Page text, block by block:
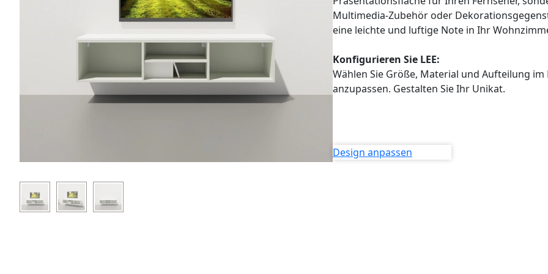
Multimedia-Zubehör oder
eine leichte und luftige Note in Ihr
Konfigurieren Sie LEE:
Wählen Sie Größe, Material und Aufteilung
anzupassen. Gestalten Sie Ihr Unikat.
Design anpassen
KOMMODEN
TV-MÖBEL
VITRINEN
ECKLÖSUNGEN